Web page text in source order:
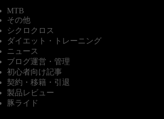
MTB
その他
シクロクロス
ダイエット・トレーニング
ニュース
ブログ運営・管理
初心者向け記事
契約・移籍・引退
製品レビュー
豚ライド